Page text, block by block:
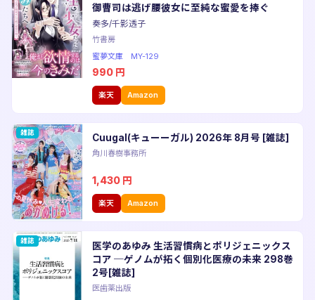
御曹司は逃げ腰彼女に至純な蜜愛を捧ぐ
奏多/千影透子
竹書房
蜜夢文庫 MY-129
990 円
楽天 Amazon
雑誌 Cuugal(キューーガル) 2026年 8月号 [雑誌]
角川春樹事務所
1,430 円
楽天 Amazon
雑誌
医学のあゆみ 生活習慣病とポリジェニックス
コア ─ゲノムが拓く個別化医療の未来 298巻
2号[雑誌]
医歯薬出版